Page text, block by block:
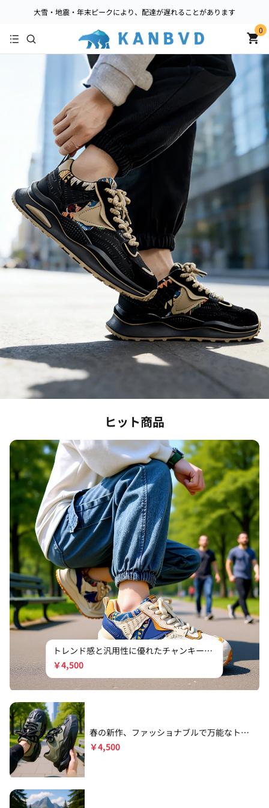
大雪・地震・年末ピークにより、配達が遅れることがあります
0
ヒット商品
トレンド感と汎用性に優れたチャンキース
ニーカー
￥4,500
春の新作、ファッショナブルで万能なトレ
ンドカジュアルシューズ
￥4,500